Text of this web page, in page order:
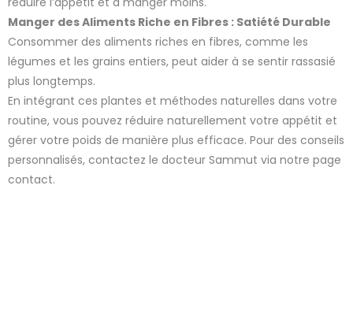
Manger des Aliments Riche en Fibres : Satiété Durable
Consommer des aliments riches en fibres, comme les
légumes et les grains entiers, peut aider à se sentir rassasié
plus longtemps.
En intégrant ces plantes et méthodes naturelles dans votre
routine, vous pouvez réduire naturellement votre appétit et
gérer votre poids de manière plus efficace. Pour des conseils
personnalisés, contactez le docteur Sammut via notre page
contact.